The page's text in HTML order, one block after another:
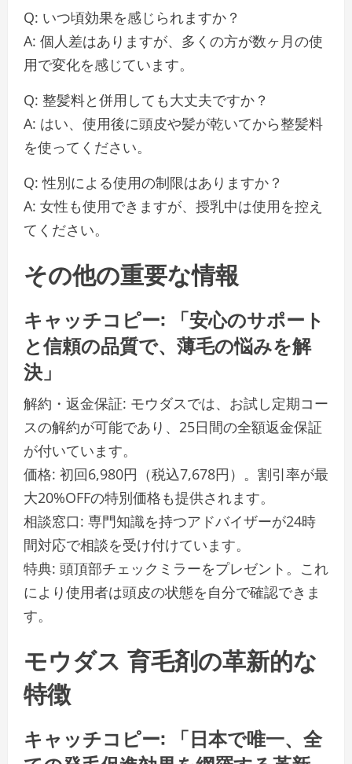
Q: いつ頃効果を感じられますか？
A: 個人差はありますが、多くの方が数ヶ月の使
用で変化を感じています。
Q: 整髪料と併用しても大丈夫ですか？
A: はい、使用後に頭皮や髪が乾いてから整髪料
を使ってください。
Q: 性別による使用の制限はありますか？
A: 女性も使用できますが、授乳中は使用を控え
てください。
その他の重要な情報
キャッチコピー: 「安心のサポート
と信頼の品質で、薄毛の悩みを解
決」
解約・返金保証: モウダスでは、お試し定期コー
スの解約が可能であり、25日間の全額返金保証
が付いています。
価格: 初回6,980円（税込7,678円）。割引率が最
大20%OFFの特別価格も提供されます。
相談窓口: 専門知識を持つアドバイザーが24時
間対応で相談を受け付けています。
特典: 頭頂部チェックミラーをプレゼント。これ
により使用者は頭皮の状態を自分で確認できま
す。
モウダス 育毛剤の革新的な
特徴
キャッチコピー: 「日本で唯一、全